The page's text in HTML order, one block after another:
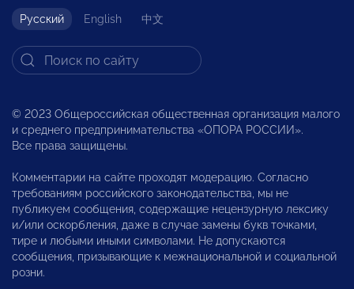
Русский English 中文
© 2023 Общероссийская общественная организация малого
и среднего предпринимательства «ОПОРА РОССИИ».
Все права защищены.
Комментарии на сайте проходят модерацию. Согласно
требованиям российского законодательства, мы не
публикуем сообщения, содержащие нецензурную лексику
и/или оскорбления, даже в случае замены букв точками,
тире и любыми иными символами. Не допускаются
сообщения, призывающие к межнациональной и социальной
розни.